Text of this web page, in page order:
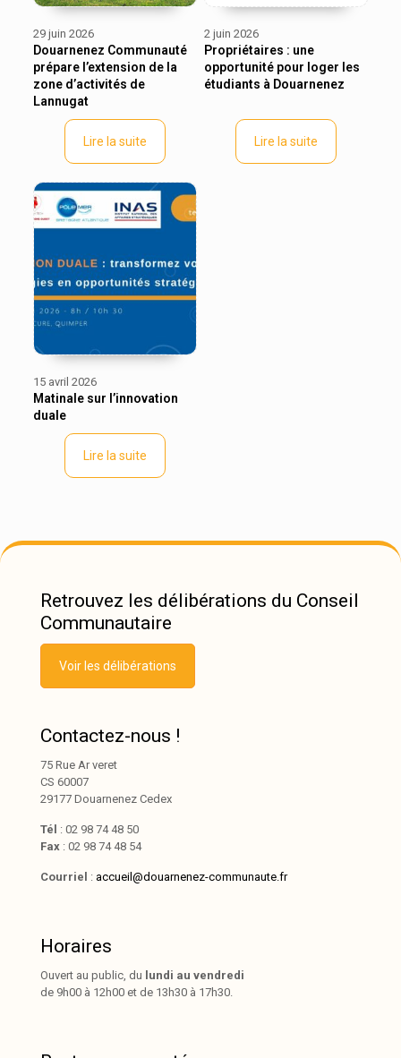
29 juin 2026
Douarnenez Communauté
prépare l’extension de la
zone d’activités de
Lannugat
Lire la suite
2 juin 2026
Propriétaires : une
opportunité pour loger les
étudiants à Douarnenez
Lire la suite
15 avril 2026
Matinale sur l’innovation
duale
Lire la suite
Retrouvez les délibérations du Conseil
Communautaire
Voir les délibérations
Contactez-nous !
75 Rue Ar veret
CS 60007
29177 Douarnenez Cedex
Tél : 02 98 74 48 50
Fax : 02 98 74 48 54
Courriel : accueil@douarnenez-communaute.fr
Horaires
Ouvert au public, du lundi au vendredi
de 9h00 à 12h00 et de 13h30 à 17h30.